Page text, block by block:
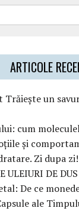
ARTICOLE
Trăiește un
cum
și
Zi dupa
ULEIURI DE DUS
De ce
ale